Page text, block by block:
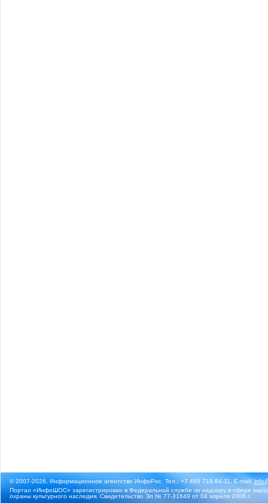
© 2007-2026, Информационное агентство ИнфоРос. Тел.: +7 495 718-84-11, E-mail:
Портал «ИнфоШОС» зарегистрирован в Федеральной службе по надзору в сфере
охраны культурного наследия. Свидетельство Эл № 77-31649 от 04 апреля 2008 г.